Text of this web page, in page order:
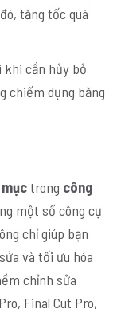
tăng tốc quá
khi cần hủy bỏ
chiếm dụng băng
trong công
một số công cụ
chỉ giúp bạn
và tối ưu hóa
chỉnh sửa
Final Cut Pro,